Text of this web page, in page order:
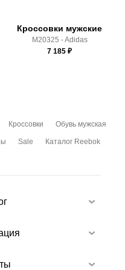
Кроссовки мужские
M20325 - Adidas
7 185 ₽
Кроссовки Обувь мужская
Sale Каталог Reebok